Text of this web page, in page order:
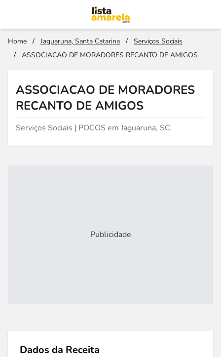
Home / Jaguaruna, Santa Catarina /
Serviços Sociais
/
ASSOCIACAO DE MORADORES RECANTO DE AMIGOS
ASSOCIACAO DE MORADORES
RECANTO DE AMIGOS
Serviços Sociais | POCOS em Jaguaruna, SC
Publicidade
Dados da Receita